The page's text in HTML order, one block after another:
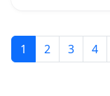
1 2 3 4